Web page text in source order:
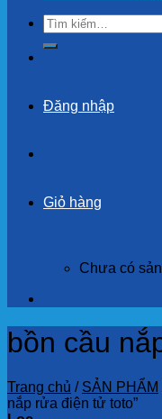
Tìm
kiếm:
Đăng nhập
Giỏ hàng
Chưa có
bồn cầu
Trang chủ / SẢN PHẨM
nắp rửa điện tử toto”